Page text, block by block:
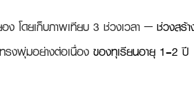
ง โดยเก็บภาพเทียบ 3 ช่วงเวลา ‒ ช่วงสร้
รงพุ่มอย่างต่อเนื่อง ของทุเรียนอายุ 1–2 ปี